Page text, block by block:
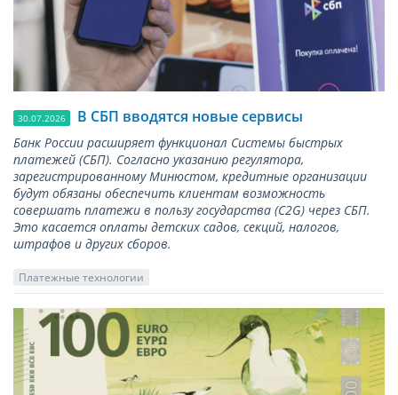
30.07.2026 В СБП вводятся новые сервисы
Банк России расширяет функционал Системы быстрых
платежей (СБП). Согласно указанию регулятора,
зарегистрированному Минюстом, кредитные организации
будут обязаны обеспечить клиентам возможность
совершать платежи в пользу государства (С2G) через СБП.
Это касается оплаты детских садов, секций, налогов,
штрафов и других сборов.
Платежные технологии